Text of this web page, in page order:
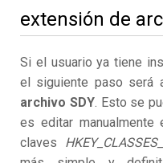
extensión de
Si el usuario ya tiene
el siguiente paso será
archivo SDY. Esto se
es editar
claves